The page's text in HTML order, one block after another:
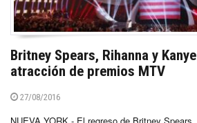
Britney Spears, Rihanna y
atracción de premios MTV
27/08/2016